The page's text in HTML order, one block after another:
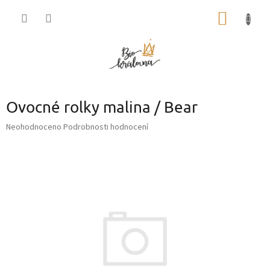
Ovocné rolky malina / Bear
Průměrné
Neohodnoceno Podrobnosti hodnocení